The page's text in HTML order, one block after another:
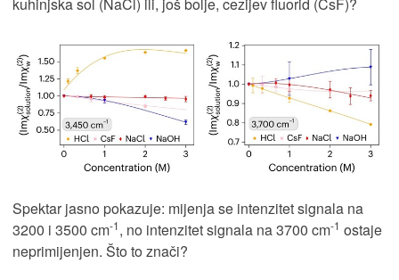
Spektar jasno pokazuje: mijenja se intenzitet signala na
3200 i 3500 cm-1, no intenzitet signala na 3700 cm-1 ostaje
neprimijenjen. Što to znači?